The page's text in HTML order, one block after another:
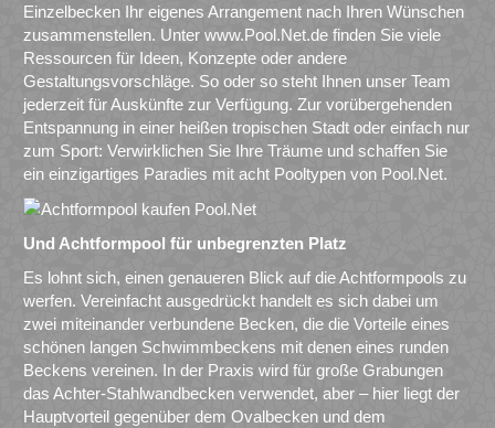
Einzelbecken Ihr eigenes Arrangement nach Ihren Wünschen
zusammenstellen. Unter www.Pool.Net.de finden Sie viele
Ressourcen für Ideen, Konzepte oder andere
Gestaltungsvorschläge. So oder so steht Ihnen unser Team
jederzeit für Auskünfte zur Verfügung. Zur vorübergehenden
Entspannung in einer heißen tropischen Stadt oder einfach nur
zum Sport: Verwirklichen Sie Ihre Träume und schaffen Sie
ein einzigartiges Paradies mit acht Pooltypen von Pool.Net.
Und Achtformpool für unbegrenzten Platz
Es lohnt sich, einen genaueren Blick auf die Achtformpools zu
werfen. Vereinfacht ausgedrückt handelt es sich dabei um
zwei miteinander verbundene Becken, die die Vorteile eines
schönen langen Schwimmbeckens mit denen eines runden
Beckens vereinen. In der Praxis wird für große Grabungen
das Achter-Stahlwandbecken verwendet, aber – hier liegt der
Hauptvorteil gegenüber dem Ovalbecken und dem